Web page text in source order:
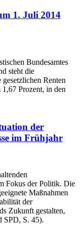
1. Juli 2014
Bundesamtes
steht die
Renten
Prozent, in den
der
im Frühjahr
Fokus der Politik. Die
Maßnahmen
der
Zukunft gestalten,
SPD, S. 45).